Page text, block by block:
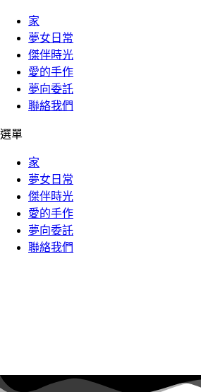
家
夢女日常
傑伴時光
愛的手作
夢向委託
聯絡我們
選單
家
夢女日常
傑伴時光
愛的手作
夢向委託
聯絡我們